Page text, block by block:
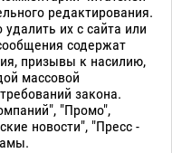
редактирования.
их с сайта или
содержат
призывы к насилию,
массовой
закона.
"Промо",
новости", "Пресс -